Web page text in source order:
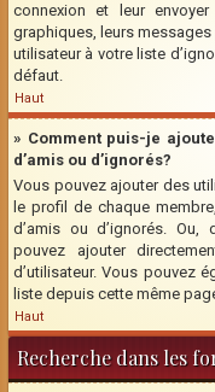
connexion et leur
graphiques, leurs messages
utilisateur à votre liste
défaut.
Haut
» Comment puis-je
d’amis ou d’ignorés?
Vous pouvez ajouter des
le profil de chaque
d’amis ou d’ignorés. Ou,
pouvez ajouter
d’utilisateur. Vous pouvez
liste depuis cette même
Haut
Recherche dans les